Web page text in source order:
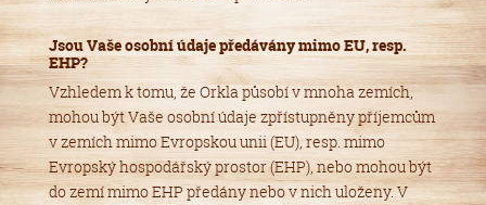
Jsou Vaše osobní údaje předávány mimo EU, resp.
EHP?
Vzhledem k tomu, že Orkla působí v mnoha zemích,
mohou být Vaše osobní údaje zpřístupněny příjemcům
v zemích mimo Evropskou unii (EU), resp. mimo
Evropský hospodářský prostor (EHP), nebo mohou být
do zemí mimo EHP předány nebo v nich uloženy. V